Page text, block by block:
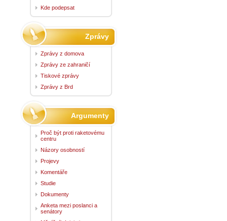
Kde podepsat
Zprávy
Zprávy z domova
Zprávy ze zahraničí
Tiskové zprávy
Zprávy z Brd
Argumenty
Proč být proti raketovému
centru
Názory osobností
Projevy
Komentáře
Studie
Dokumenty
Anketa mezi poslanci a
senátory